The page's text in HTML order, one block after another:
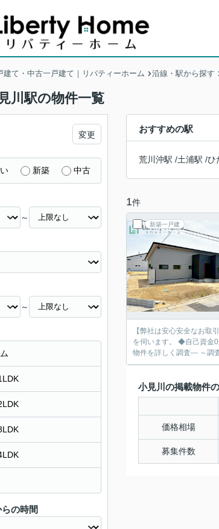
建て・中古一戸建て｜リバティーホーム 沿線・駅から探す
川駅の物件一覧
おすすめの駅
荒川沖駅 /土浦駅 /ひ
1件
新築一戸建
【弊社は安心安全なお
を伺います。 ◆自己資金0
物件を詳しく調査--- ～調
小見川の掲載物件
価格相場
募集件数
変更
新築 中古
～
～
の時間